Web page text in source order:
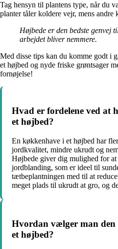
Tag hensyn til plantens type, når du
planter tåler koldere vejr, mens
Højbede er den bedste genvej
arbejdet bliver nemmere.
Med disse tips kan du komme godt i
et højbed og nyde friske grøntsager
fornøjelse!
Hvad er fordelene ved at
et højbed?
En køkkenhave i et højbed har
jordkvalitet, mindre ukrudt og
Højbede giver dig mulighed for
jordblanding, som er ideel til
tætbeplantningen med til at
meget plads til ukrudt at gro, og
Hvordan vælger man
et højbed?